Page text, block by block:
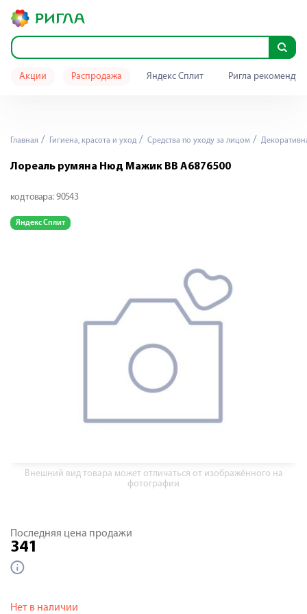
Акции Распродажа Яндекс Сплит Ригла
Главная Гигиена, красота и уход Средства по уходу за лицом
Лореаль румяна Нюд Мажик ВВ А6876500
код товара: 90543
Яндекс Сплит
Внешний вид товара может отличаться от изображённого на
фотографии
Последняя цена продажи
341
Нет в наличии